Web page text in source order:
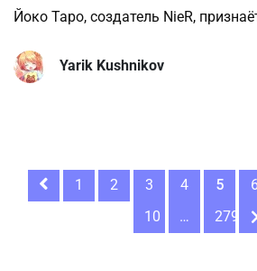
Йоко Таро, создатель NieR,
Yarik Kushnikov
1 2 3 4 5 6
10
… 279